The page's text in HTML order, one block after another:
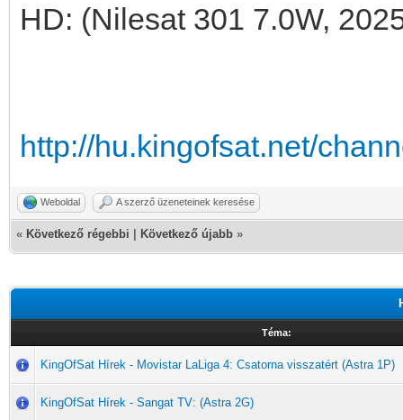
HD: (Nilesat 301 7.0W,
http://hu.kingofsat.net/
Weboldal A szerző üzeneteinek keresése
« Következő régebbi Következő újabb »
Téma:
KingOfSat Hírek - Movistar LaLiga 4: Csatorna visszatért (Astra 1P)
KingOfSat Hírek - Sangat TV: (Astra 2G)